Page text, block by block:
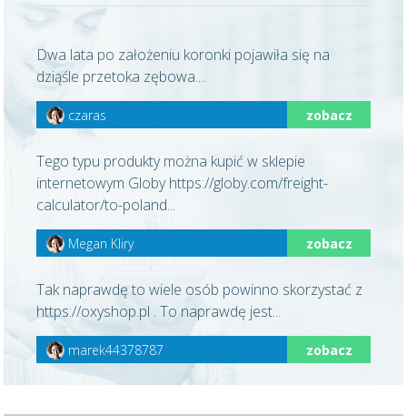
Dwa lata po założeniu koronki pojawiła się na
dziąśle przetoka zębowa....
czaras zobacz
Tego typu produkty można kupić w sklepie
internetowym Globy https://globy.com/freight-
calculator/to-poland...
Megan Kliry zobacz
Tak naprawdę to wiele osób powinno skorzystać z
https://oxyshop.pl . To naprawdę jest...
marek44378787 zobacz